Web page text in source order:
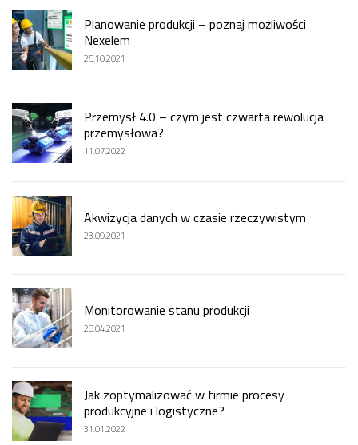
Planowanie produkcji – poznaj możliwości
Nexelem
25.10.2021
Przemysł 4.0 – czym jest czwarta rewolucja
przemysłowa?
11.07.2022
Akwizycja danych w czasie rzeczywistym
23.09.2021
Monitorowanie stanu produkcji
28.04.2021
Jak zoptymalizować w firmie procesy
produkcyjne i logistyczne?
31.01.2022